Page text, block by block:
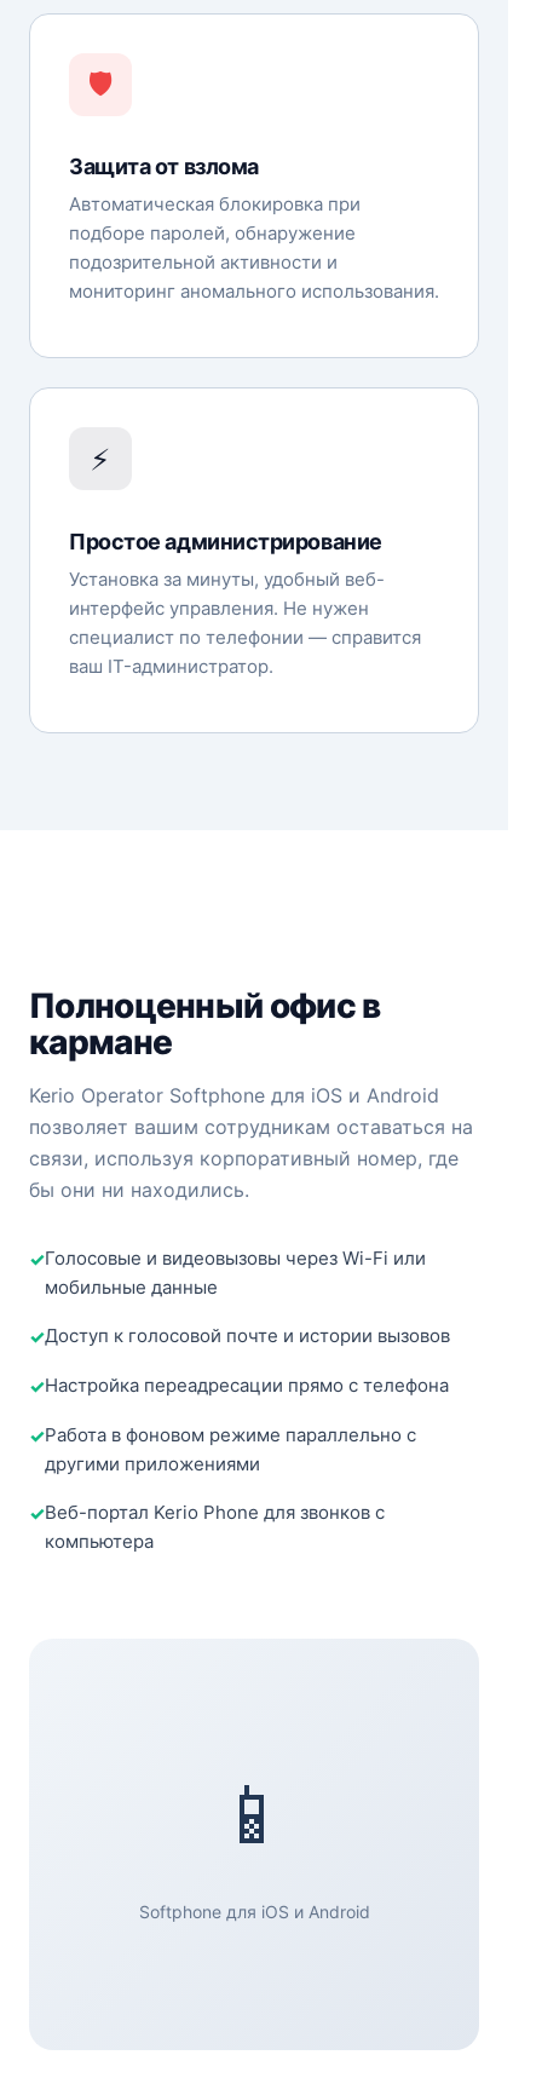
🛡️
Защита от взлома
Автоматическая блокировка при
подборе паролей, обнаружение
подозрительной активности и
мониторинг аномального использования.
⚡
Простое администрирование
Установка за минуты, удобный веб-
интерфейс управления. Не нужен
специалист по телефонии — справится
ваш IT-администратор.
Полноценный офис в
кармане
Kerio Operator Softphone для iOS и Android
позволяет вашим сотрудникам оставаться на
связи, используя корпоративный номер, где
бы они ни находились.
Голосовые и видеовызовы через Wi-Fi или
мобильные данные
Доступ к голосовой почте и истории вызовов
Настройка переадресации прямо с телефона
Работа в фоновом режиме параллельно с
другими приложениями
Веб-портал Kerio Phone для звонков с
компьютера
📱
Softphone для iOS и Android